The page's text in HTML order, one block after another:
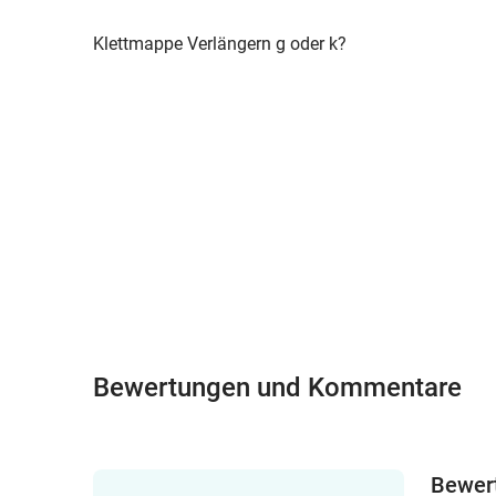
Klettmappe Verlängern g oder k?
Bewertungen und Kommentare